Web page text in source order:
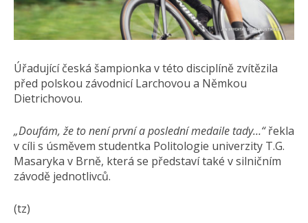
Úřadující česká šampionka v této disciplíně zvítězila
před polskou závodnicí Larchovou a Němkou
Dietrichovou.
„Doufám, že to není první a poslední medaile tady…“řekla
v cíli s úsměvem studentka Politologie univerzity T.G.
Masaryka v Brně, která se představí také v silničním
závodě jednotlivců.
(tz)